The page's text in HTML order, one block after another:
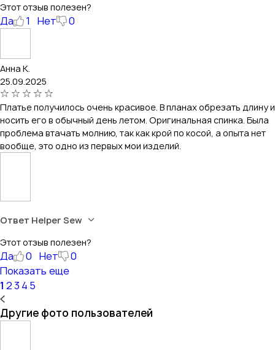
Этот отзыв полезен?
Да 1 Нет 0
Анна К.
25.09.2025
Платье получилось очень красивое. В планах обрезать длину и
носить его в обычный день летом. Оригинальная спинка. Была
проблема втачать молнию, так как крой по косой, а опыта нет
вообще, это одно из первых мои изделий.
Ответ Helper Sew
Этот отзыв полезен?
Да 0 Нет
0
Показать еще
1 23 4 5
Другие фото пользователей